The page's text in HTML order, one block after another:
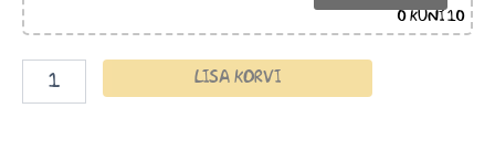
0 KUNI 10
LISA KORVI